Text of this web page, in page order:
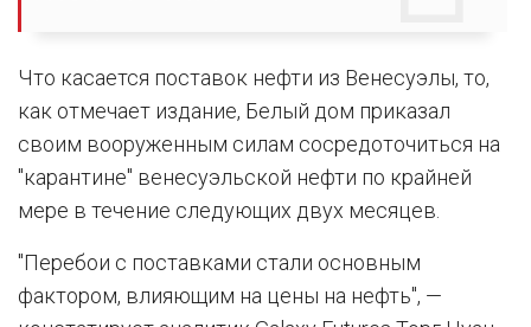
Что касается поставок нефти из Венесуэлы, то,
как отмечает издание, Белый дом приказал
своим вооруженным силам сосредоточиться на
"карантине" венесуэльской нефти по крайней
мере в течение следующих двух месяцев.
"Перебои с поставками стали основным
фактором, влияющим на цены на нефть", —